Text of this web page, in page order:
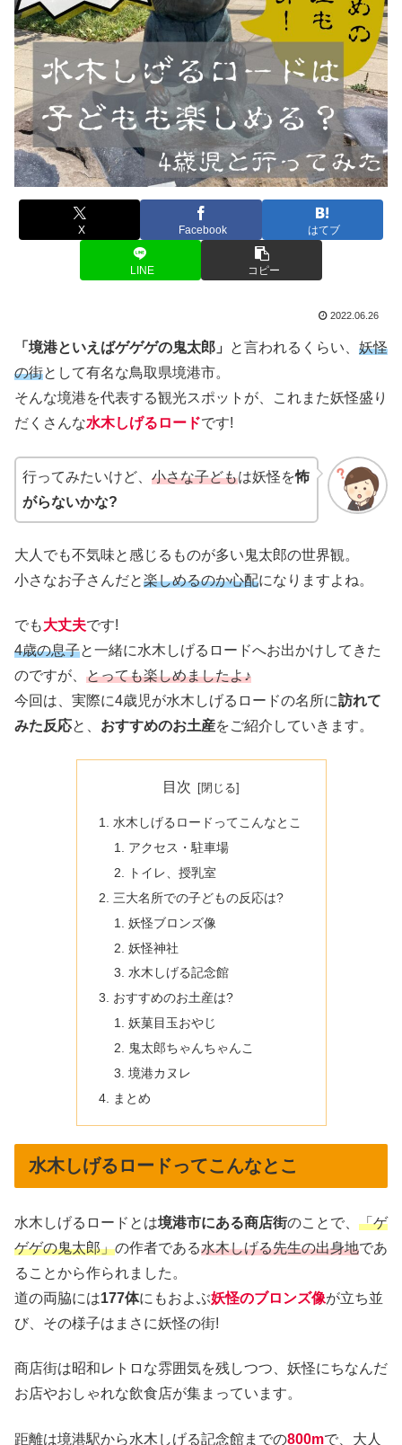
X Facebook はてブ
LINE コピー
2022.06.26
「境港といえばゲゲゲの鬼太郎」 と言われるくらい、 妖怪
の街として有名な鳥取県境港市。
そんな境港を代表する観光スポットが、これまた妖怪盛り
だくさんな水木しげるロードです!
行ってみたいけど、 小さな子どもは妖怪を怖
がらないかな?
大人でも不気味と感じるものが多い鬼太郎の世界観。
小さなお子さんだと楽しめるのか心配になりますよね。
でも大丈夫です!
4歳の息子と一緒に水木しげるロードへお出かけしてきた
のですが、 とっても楽しめましたよ♪
今回は、実際に4歳児が水木しげるロードの名所に訪れて
みた反応と、 おすすめのお土産をご紹介していきます。
目次
水木しげるロードってこんなとこ
アクセス・駐車場
トイレ、授乳室
三大名所での子どもの反応は?
妖怪ブロンズ像
妖怪神社
水木しげる記念館
おすすめのお土産は?
妖菓目玉おやじ
鬼太郎ちゃんちゃんこ
境港カヌレ
まとめ
水木しげるロードってこんなとこ
水木しげるロードとは境港市にある商店街のことで、 「ゲ
ゲゲの鬼太郎」の作者である水木しげる先生の出身地であ
ることから作られました。
道の両脇には177体にもおよぶ妖怪のブロンズ像が立ち並
び、その様子はまさに妖怪の街!
商店街は昭和レトロな雰囲気を残しつつ、妖怪にちなんだ
お店やおしゃれな飲食店が集まっています。
距離は境港駅から水木しげる記念館までの800mで、大人